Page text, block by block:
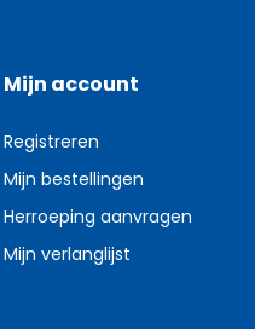
Mijn account
Registreren
Mijn bestellingen
Herroeping aanvragen
Mijn verlanglijst